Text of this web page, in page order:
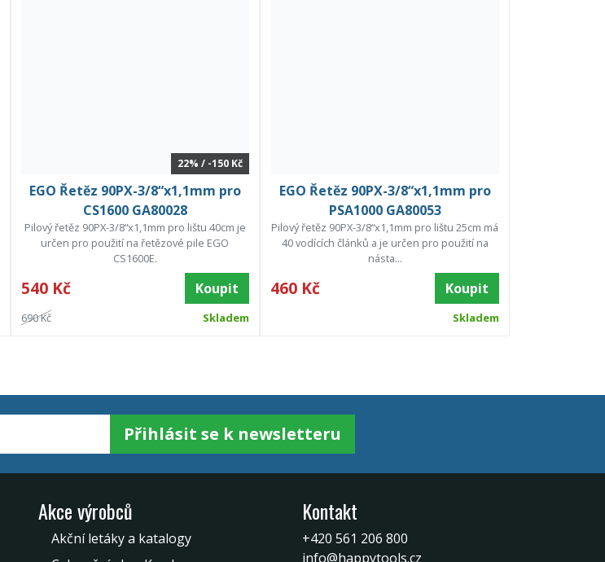
22% / -150 Kč
EGO Řetěz 90PX-3/8“x1,1mm pro
CS1600 GA80028
Pilový řetěz 90PX-3/8“x1,1mm pro lištu 40cm je
určen pro použití na řetězové pile EGO
CS1600E.
540 Kč Koupit
690 Kč Skladem
EGO Řetěz 90PX-3/8“x1,1mm pro
PSA1000 GA80053
Pilový řetěz 90PX-3/8“x1,1mm pro lištu 25cm má
40 vodících článků a je určen pro použití na
násta...
460 Kč Koupit
Skladem
Přihlásit se k newsletteru
Akce výrobců
Akční letáky a katalogy
Kontakt
+420 561 206 800
info@happytools.cz